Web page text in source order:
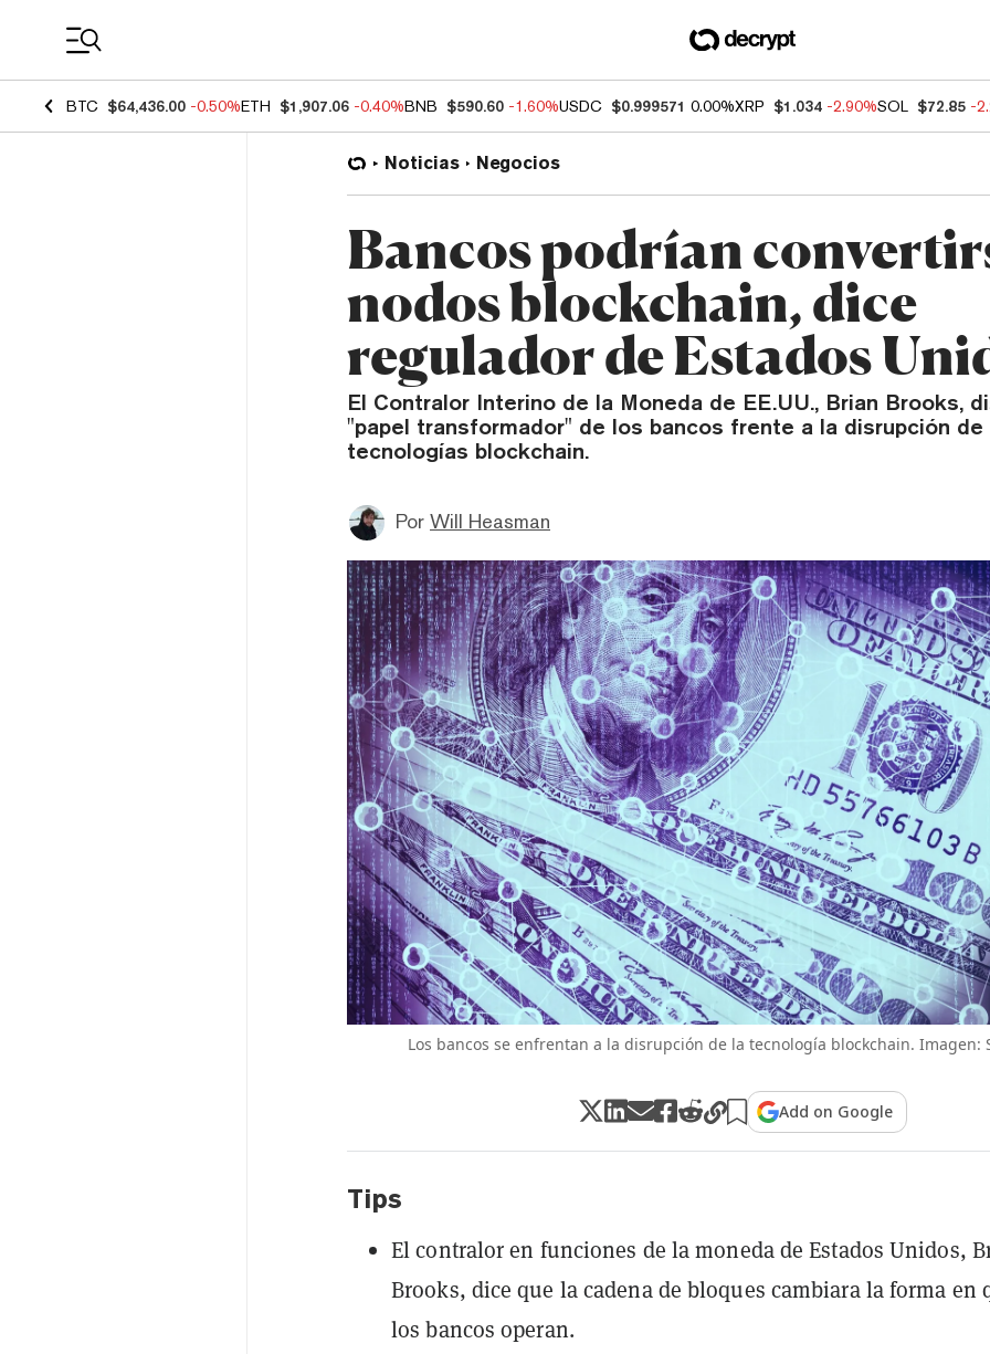
BTC $64,436.00 -0.50%ETH $1,907.06 -0.40%BNB $590.60 -1.60%USDC $0.999571 0.00%XRP $1.034 -2.90%SOL $72.85 -
Noticias Negocios
Bancos podrían
nodos blockchain, dice
regulador de Estados
El Contralor Interino de la Moneda de EE.UU., Brian Brooks,
"papel transformador" de los bancos frente a la disrupción de
tecnologías blockchain.
Por Will Heasman
Los bancos se enfrentan a la disrupción de la tecnología blockchain. Imagen:
Add on Google
Tips
El contralor en funciones de la moneda de Estados Unidos,
Brooks, dice que la cadena de bloques cambiara la forma en
los bancos operan.